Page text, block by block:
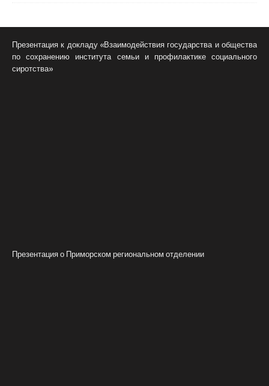
Презентация к докладу «Взаимодействия государства и общества
по сохранению института семьи и профилактике социального
сиротства»
Презентация о Приморском региональном отделении